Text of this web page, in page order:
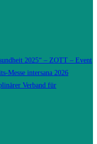
2025“ – ZOTT – Event
Messe intersana 2026
Verband für